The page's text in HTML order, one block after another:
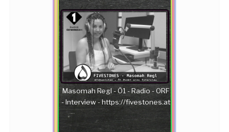
Masomah Regl - Ö1 - Radio - ORF
- Interview - https://fivestones.at